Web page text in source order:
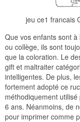
jeu ce1 francais
Que vos enfants sont à
ou collège, ils sont
que la coloration. Le
gift et maltraiter
intelligentes. De plus,
fortement adopté ce
méthodiquement
6 ans. Néanmoins, de
pour imprimer comme